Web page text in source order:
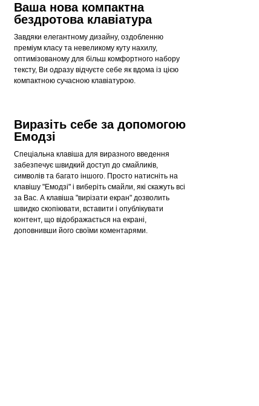
Ваша нова компактна
бездротова клавіатура
Завдяки елегантному дизайну, оздобленню
преміум класу та невеликому куту нахилу,
оптимізованому для більш комфортного набору
тексту, Ви одразу відчуєте себе як вдома із цією
компактною сучасною клавіатурою.
Виразіть себе за допомогою
Емодзі
Спеціальна клавіша для виразного введення
забезпечує швидкий доступ до смайликів,
символів та багато іншого. Просто натисніть на
клавішу "Емодзі" і виберіть смайли, які скажуть всі
за Вас. А клавіша "вирізати екран" дозволить
швидко скопіювати, вставити і опублікувати
контент, що відображається на екрані,
доповнивши його своїми коментарями.